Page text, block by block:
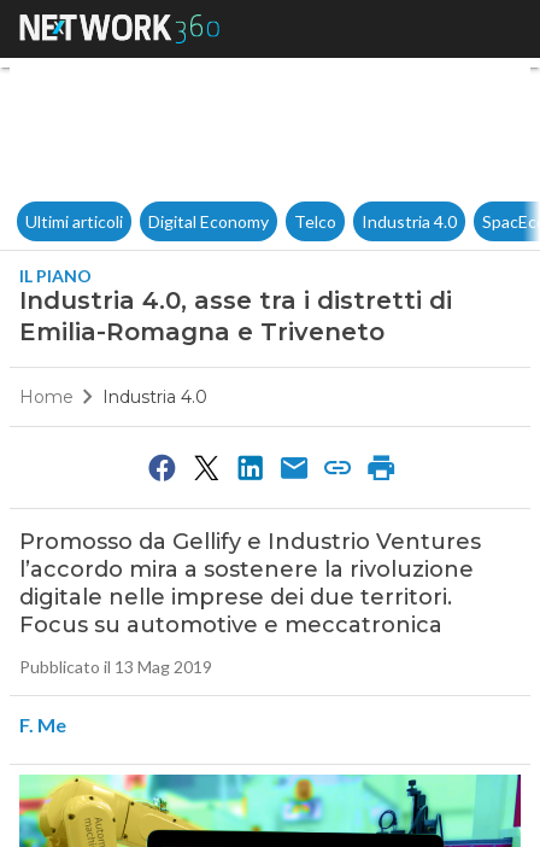
Industria 4.0, asse tra i
Ultimi articoli Digital Economy Telco Industria 4.0
IL PIANO
Industria 4.0, asse tra i distretti di
Emilia-Romagna e Triveneto
Home Industria 4.0
Promosso da Gellify e Industrio Ventures
l’accordo mira a sostenere la rivoluzione
digitale nelle imprese dei due territori.
Focus su automotive e meccatronica
Pubblicato il 13 Mag 2019
F. Me